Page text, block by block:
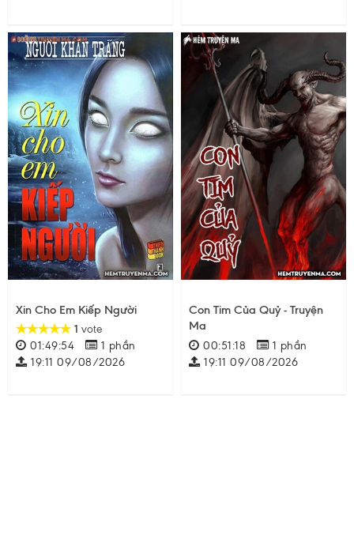
Xin Cho Em Kiếp Người
1 vote
01:49:54
1 phần
19:11 09/08/2026
Con Tim Của Quỷ - Truyện
Ma
00:51:18
1 phần
19:11 09/08/2026